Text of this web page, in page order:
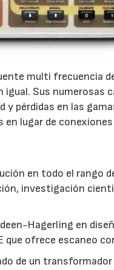
multi frecuencia
Sus numerosas
pérdidas en las
lugar de
en todo el rango
investigación
Hagerling en
que ofrece escaneo
de un transformador